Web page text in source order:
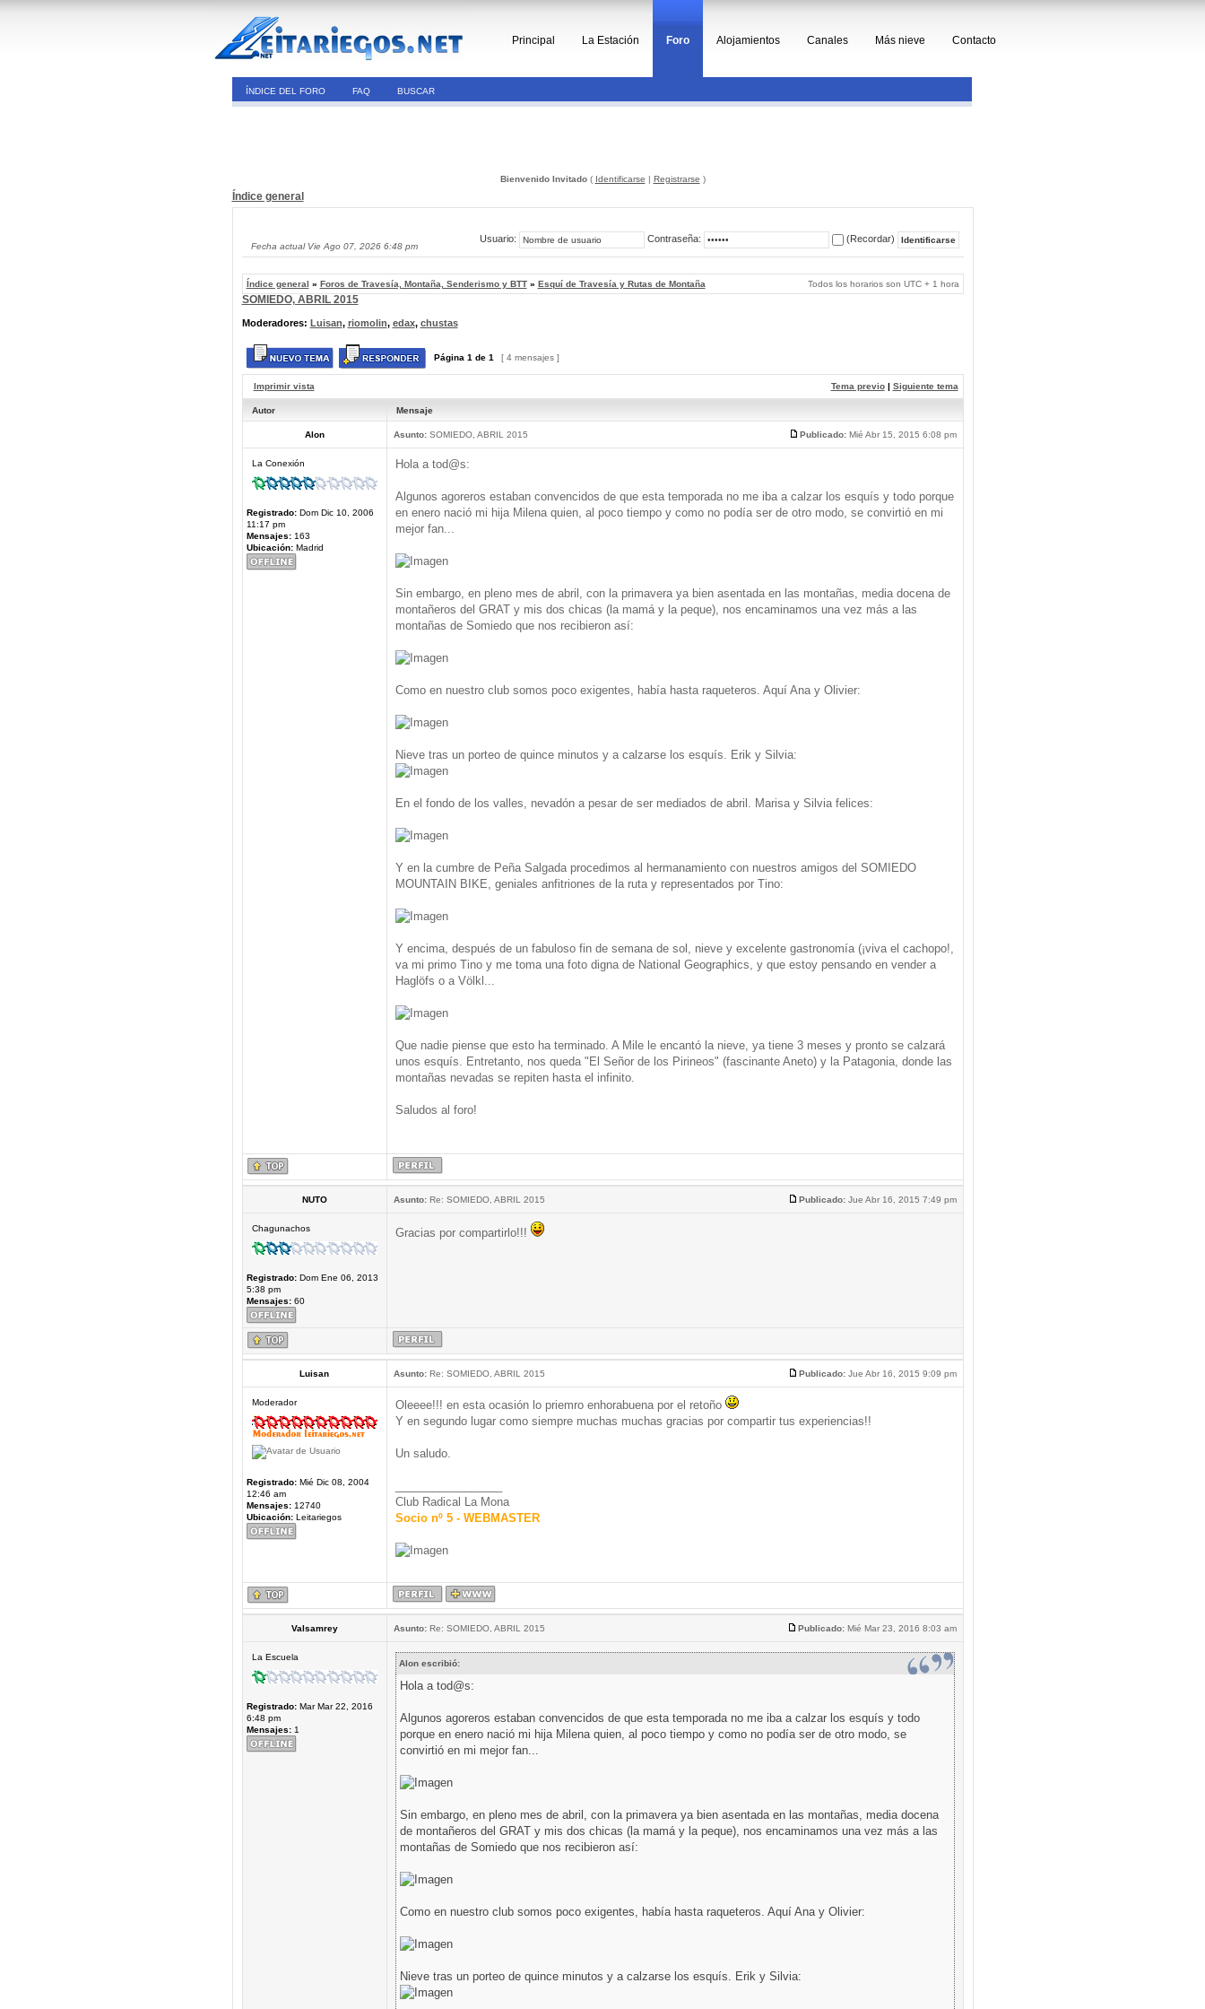
Principal La Estación Foro Alojamientos Canales Más nieve Contacto
ÍNDICE DEL FORO FAQ BUSCAR
Bienvenido Invitado( Identificarse | Registrarse )
Índice general
Fecha actual Vie Ago 07, 2026 6:48 pm
Usuario: Contraseña: (Recordar)
Índice general » Foros de Travesía, Montaña, Senderismo y BTT» Esquí de Travesía y Rutas de Montaña Todos los horarios son UTC + 1 hora
SOMIEDO, ABRIL 2015
Moderadores: Luisan, riomolin, edax, chustas
Página 1 de 1 [ 4 mensajes ]
Imprimir vista Tema previo| Siguiente tema
Autor Mensaje
Alon Asunto:SOMIEDO, ABRIL 2015 Publicado:Mié Abr 15, 2015 6:08 pm
La Conexión
Registrado:Dom Dic 10, 2006
11:17 pm
Mensajes:163
Ubicación:Madrid
Hola a tod@s:
Algunos agoreros estaban convencidos de que esta temporada no me iba a calzar los esquís y todo porque
en enero nació mi hija Milena quien, al poco tiempo y como no podía ser de otro modo, se convirtió en mi
mejor fan...
Sin embargo, en pleno mes de abril, con la primavera ya bien asentada en las montañas, media docena de
montañeros del GRAT y mis dos chicas (la mamá y la peque), nos encaminamos una vez más a las
montañas de Somiedo que nos recibieron así:
Como en nuestro club somos poco exigentes, había hasta raqueteros. Aquí Ana y Olivier:
Nieve tras un porteo de quince minutos y a calzarse los esquís. Erik y Silvia:
En el fondo de los valles, nevadón a pesar de ser mediados de abril. Marisa y Silvia felices:
Y en la cumbre de Peña Salgada procedimos al hermanamiento con nuestros amigos del SOMIEDO
MOUNTAIN BIKE, geniales anfitriones de la ruta y representados por Tino:
Y encima, después de un fabuloso fin de semana de sol, nieve y excelente gastronomía (¡viva el cachopo!,
va mi primo Tino y me toma una foto digna de National Geographics, y que estoy pensando en vender a
Haglöfs o a Völkl...
Que nadie piense que esto ha terminado. A Mile le encantó la nieve, ya tiene 3 meses y pronto se calzará
unos esquís. Entretanto, nos queda "El Señor de los Pirineos" (fascinante Aneto) y la Patagonia, donde las
montañas nevadas se repiten hasta el infinito.
Saludos al foro!
NUTO Asunto:Re: SOMIEDO, ABRIL 2015 Publicado:Jue Abr 16, 2015 7:49 pm
Chagunachos
Registrado:Dom Ene 06, 2013
5:38 pm
Mensajes:60
Gracias por compartirlo!!!
Luisan Asunto:Re: SOMIEDO, ABRIL 2015 Publicado:Jue Abr 16, 2015 9:09 pm
Moderador
Registrado:Mié Dic 08, 2004
12:46 am
Mensajes:12740
Ubicación:Leitariegos
Oleeee!!! en esta ocasión lo priemro enhorabuena por el retoño
Y en segundo lugar como siempre muchas muchas gracias por compartir tus experiencias!!
Un saludo.
Club Radical La Mona
Socio nº 5 - WEBMASTER
Valsamrey Asunto:Re: SOMIEDO, ABRIL 2015 Publicado:Mié Mar 23, 2016 8:03 am
La Escuela
Registrado:Mar Mar 22, 2016
6:48 pm
Mensajes:1
Alon escribió:
Hola a tod@s:
Algunos agoreros estaban convencidos de que esta temporada no me iba a calzar los esquís y todo
porque en enero nació mi hija Milena quien, al poco tiempo y como no podía ser de otro modo, se
convirtió en mi mejor fan...
Sin embargo, en pleno mes de abril, con la primavera ya bien asentada en las montañas, media docena
de montañeros del GRAT y mis dos chicas (la mamá y la peque), nos encaminamos una vez más a las
montañas de Somiedo que nos recibieron así:
Como en nuestro club somos poco exigentes, había hasta raqueteros. Aquí Ana y Olivier:
Nieve tras un porteo de quince minutos y a calzarse los esquís. Erik y Silvia: